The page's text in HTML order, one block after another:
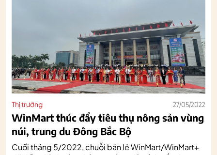
Thị trường 27/05/2022
WinMart thúc đẩy tiêu thụ nông sản vùng
núi, trung du Đông Bắc Bộ
Cuối tháng 5/2022, chuỗi bán lẻ WinMart/WinMart+